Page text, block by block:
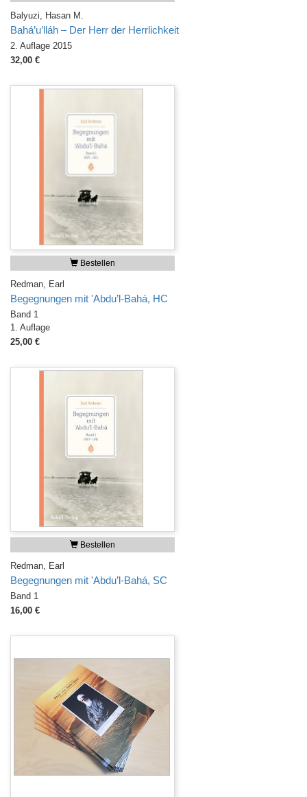
Balyuzi, Hasan M.
Bahá’u’lláh – Der Herr der Herrlichkeit
2. Auflage 2015
32,00 €
Bestellen
Redman, Earl
Begegnungen mit 'Abdu’l-Bahá, HC
Band 1
1. Auflage
25,00 €
Bestellen
Redman, Earl
Begegnungen mit 'Abdu’l-Bahá, SC
Band 1
16,00 €